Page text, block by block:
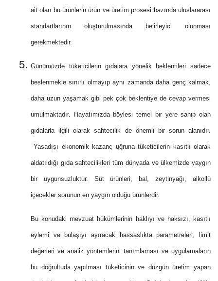
ait olan bu ürünlerin ürün ve üretim prosesi bazında uluslararası
standartlarının oluşturulmasında belirleyici olunması
gerekmektedir.
Günümüzde tüketicilerin gıdalara yönelik beklentileri sadece
beslenmekle sınırlı olmayıp aynı zamanda daha genç kalmak,
daha uzun yaşamak gibi pek çok beklentiye de cevap vermesi
umulmaktadır. Hayatımızda böylesi temel bir yere sahip olan
gıdalarla ilgili olarak sahtecilik de önemli bir sorun alanıdır.
Yasadışı ekonomik kazanç uğruna tüketicilerin kasıtlı olarak
aldatıldığı gıda sahtecilikleri tüm dünyada ve ülkemizde yaygın
bir uygunsuzluktur. Süt ürünleri, bal, zeytinyağı, alkollü
içecekler sorunun en yaygın olduğu ürünlerdir.
Bu konudaki mevzuat hükümlerinin haklıyı ve haksızı, kasıtlı
eylemi ve bulaşıyı ayıracak hassaslıkta parametreleri, limit
değerleri ve analiz yöntemlerini tanımlaması ve uygulamaların
bu doğrultuda yapılması tüketicinin ve düzgün üretim yapan